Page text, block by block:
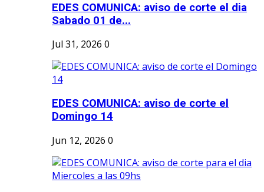
EDES COMUNICA: aviso de corte el dia
Sabado 01 de...
Jul 31, 2026 0
EDES COMUNICA: aviso de corte el
Domingo 14
Jun 12, 2026 0